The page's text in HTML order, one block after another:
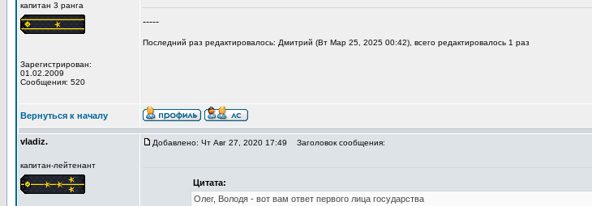
капитан 3 ранга
Зарегистрирован:
01.02.2009
Сообщения: 520
-----
Последний раз редактировалось: Дмитрий (Вт Мар 25, 2025 00:42), всего редактировалось 1 раз
Вернуться к началу
vladiz.
капитан-лейтенант
Добавлено: Чт Авг 27, 2020 17:49 Заголовок сообщения:
Цитата:
Олег, Володя - вот вам ответ первого лица государства